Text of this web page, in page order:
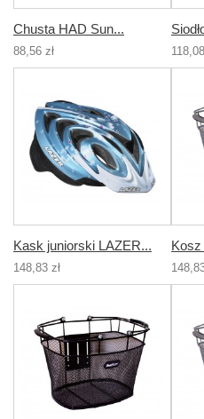
Chusta HAD Sun...
88,56 zł
Kask juniorski LAZER...
148,83 zł
Kosz